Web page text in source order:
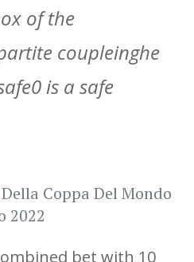
of the
coupleinghe
is a safe
Coppa Del Mondo
2022
bet with 10